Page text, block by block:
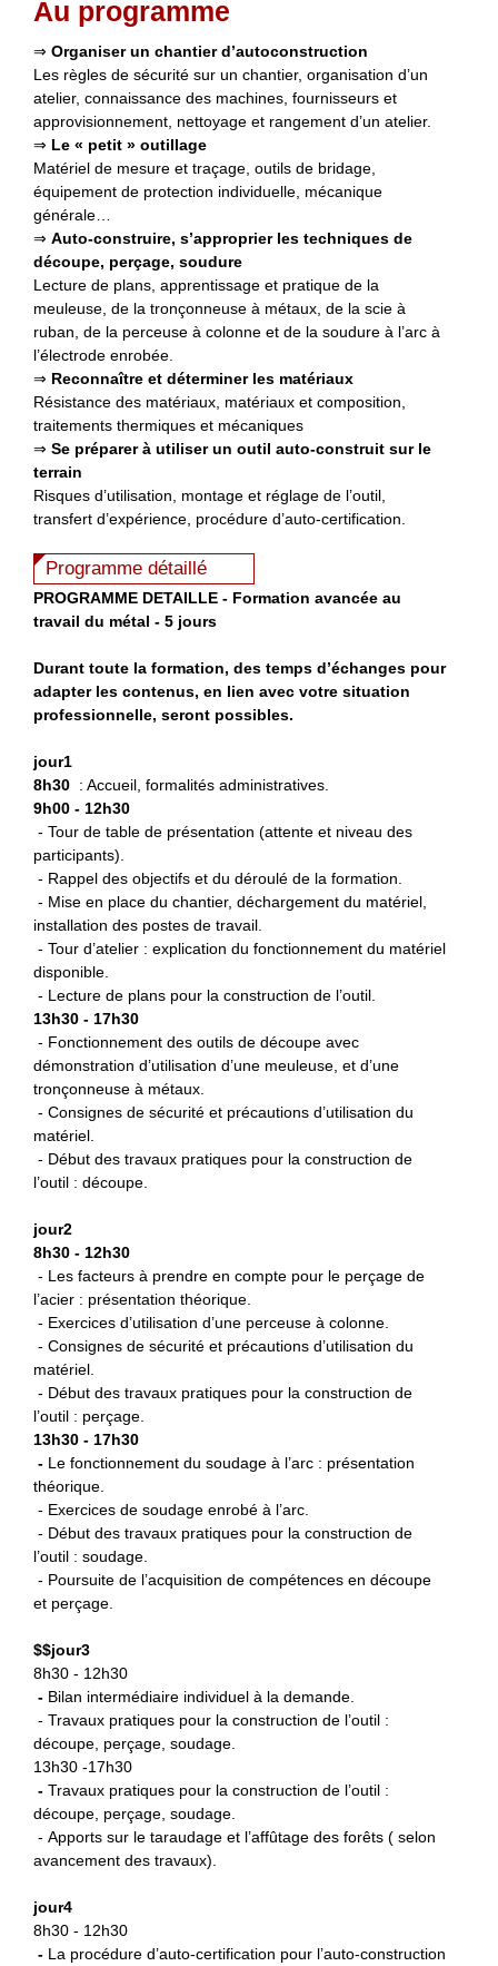
Au programme
⇒ Organiser un chantier d’autoconstruction
Les règles de sécurité sur un chantier, organisation d’un
atelier, connaissance des machines, fournisseurs et
approvisionnement, nettoyage et rangement d’un atelier.
⇒ Le « petit » outillage
Matériel de mesure et traçage, outils de bridage,
équipement de protection individuelle, mécanique
générale…
⇒ Auto-construire, s’approprier les techniques de
découpe, perçage, soudure
Lecture de plans, apprentissage et pratique de la
meuleuse, de la tronçonneuse à métaux, de la scie à
ruban, de la perceuse à colonne et de la soudure à l’arc à
l’électrode enrobée.
⇒ Reconnaître et déterminer les matériaux
Résistance des matériaux, matériaux et composition,
traitements thermiques et mécaniques
⇒ Se préparer à utiliser un outil auto-construit sur le
terrain
Risques d’utilisation, montage et réglage de l’outil,
transfert d’expérience, procédure d’auto-certification.
Programme détaillé
PROGRAMME DETAILLE - Formation avancée au
travail du métal - 5 jours
Durant toute la formation, des temps d’échanges pour
adapter les contenus, en lien avec votre situation
professionnelle, seront possibles.
jour1
8h30 : Accueil, formalités administratives.
9h00 - 12h30
- Tour de table de présentation (attente et niveau des
participants).
- Rappel des objectifs et du déroulé de la formation.
- Mise en place du chantier, déchargement du matériel,
installation des postes de travail.
- Tour d’atelier : explication du fonctionnement du matériel
disponible.
- Lecture de plans pour la construction de l’outil.
13h30 - 17h30
- Fonctionnement des outils de découpe avec
démonstration d’utilisation d’une meuleuse, et d’une
tronçonneuse à métaux.
- Consignes de sécurité et précautions d’utilisation du
matériel.
- Début des travaux pratiques pour la construction de
l’outil : découpe.
jour2
8h30 - 12h30
- Les facteurs à prendre en compte pour le perçage de
l’acier : présentation théorique.
- Exercices d’utilisation d’une perceuse à colonne.
- Consignes de sécurité et précautions d’utilisation du
matériel.
- Début des travaux pratiques pour la construction de
l’outil : perçage.
13h30 - 17h30
- L e fonctionnement du soudage à l’arc : présentation
théorique.
- Exercices de soudage enrobé à l’arc.
- Début des travaux pratiques pour la construction de
l’outil : soudage.
- Poursuite de l’acquisition de compétences en découpe
et perçage.
$$jour3
8h30 - 12h30
- Bilan intermédiaire individuel à la demande.
- Travaux pratiques pour la construction de l’outil :
découpe, perçage, soudage.
13h30 -17h30
- Travaux pratiques pour la construction de l’outil :
découpe, perçage, soudage.
- Apports sur le taraudage et l’affûtage des forêts ( selon
avancement des travaux).
jour4
8h30 - 12h30
- La procédure d’auto-certification pour l’auto-construction